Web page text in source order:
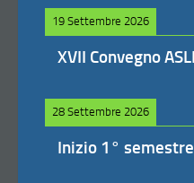
19 Settembre 2026
XVII Convegno ASLI
28 Settembre 2026
Inizio 1° semestre